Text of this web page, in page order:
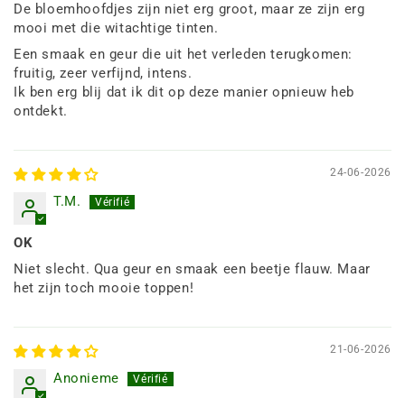
De bloemhoofdjes zijn niet erg groot, maar ze zijn erg
mooi met die witachtige tinten.
Een smaak en geur die uit het verleden terugkomen:
fruitig, zeer verfijnd, intens.
Ik ben erg blij dat ik dit op deze manier opnieuw heb
ontdekt.
24-06-2026
T.M.
OK
Niet slecht. Qua geur en smaak een beetje flauw. Maar
het zijn toch mooie toppen!
21-06-2026
Anonieme